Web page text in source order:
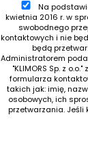
Na
kwietnia 2016 r. w
swobodnego
kontaktowych i nie
będą
Administratorem
"KLIMORS Sp. z
formularza
takich jak: imię,
osobowych, ich
przetwarzania. Jeśli